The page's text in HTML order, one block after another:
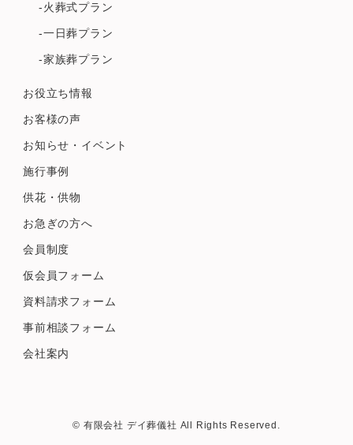
-火葬式プラン
-一日葬プラン
-家族葬プラン
お役立ち情報
お客様の声
お知らせ・イベント
施行事例
供花・供物
お急ぎの方へ
会員制度
仮会員フォーム
資料請求フォーム
事前相談フォーム
会社案内
© 有限会社 デイ葬儀社 All Rights Reserved.